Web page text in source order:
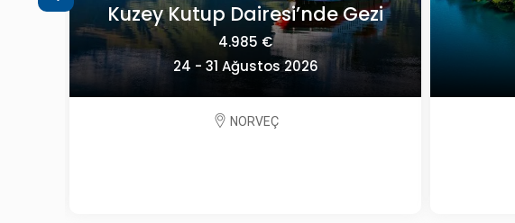
Gezi
2026
SLOVENYA
2.195 €
09 - 13 Eylül 2026